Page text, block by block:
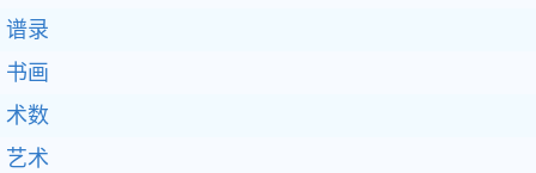
谱录
书画
术数
艺术